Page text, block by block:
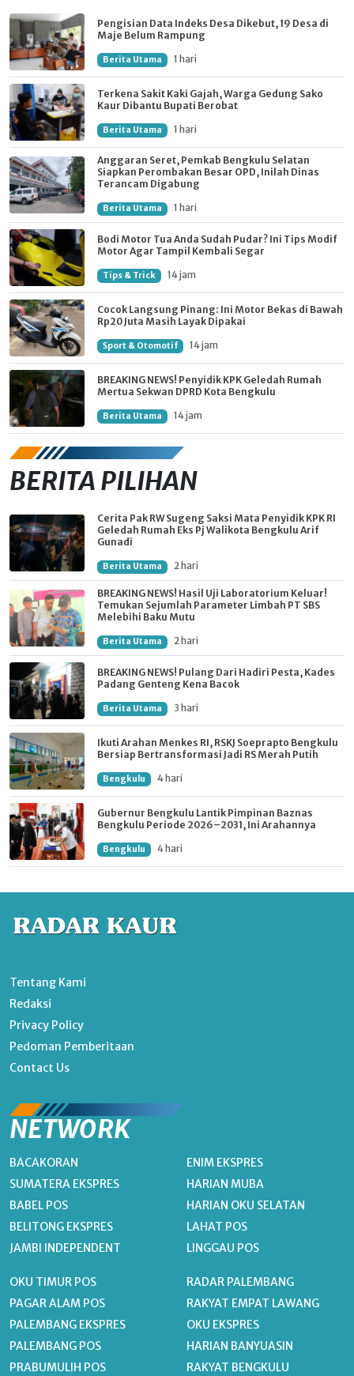
Pengisian Data Indeks Desa Dikebut, 19 Desa di
Maje Belum Rampung
Berita Utama 1 hari
Terkena Sakit Kaki Gajah, Warga Gedung Sako
Kaur Dibantu Bupati Berobat
Berita Utama 1 hari
Anggaran Seret, Pemkab Bengkulu Selatan
Siapkan Perombakan Besar OPD, Inilah Dinas
Terancam Digabung
Berita Utama 1 hari
Bodi Motor Tua Anda Sudah Pudar? Ini Tips Modif
Motor Agar Tampil Kembali Segar
Tips & Trick 14 jam
Cocok Langsung Pinang: Ini Motor Bekas di Bawah
Rp20 Juta Masih Layak Dipakai
Sport & Otomotif 14 jam
BREAKING NEWS! Penyidik KPK Geledah Rumah
Mertua Sekwan DPRD Kota Bengkulu
Berita Utama 14 jam
BERITA PILIHAN
Cerita Pak RW Sugeng Saksi Mata Penyidik KPK RI
Geledah Rumah Eks Pj Walikota Bengkulu Arif
Gunadi
Berita Utama 2 hari
BREAKING NEWS! Hasil Uji Laboratorium Keluar!
Temukan Sejumlah Parameter Limbah PT SBS
Melebihi Baku Mutu
Berita Utama 2 hari
BREAKING NEWS! Pulang Dari Hadiri Pesta, Kades
Padang Genteng Kena Bacok
Berita Utama 3 hari
Ikuti Arahan Menkes RI, RSKJ Soeprapto Bengkulu
Bersiap Bertransformasi Jadi RS Merah Putih
Bengkulu 4 hari
Gubernur Bengkulu Lantik Pimpinan Baznas
Bengkulu Periode 2026–2031, Ini Arahannya
Bengkulu 4 hari
Tentang Kami
Redaksi
Privacy Policy
Pedoman Pemberitaan
Contact Us
NETWORK
BACAKORAN
SUMATERA EKSPRES
BABEL POS
BELITONG EKSPRES
JAMBI INDEPENDENT
ENIM EKSPRES
HARIAN MUBA
HARIAN OKU SELATAN
LAHAT POS
LINGGAU POS
OKU TIMUR POS
PAGAR ALAM POS
PALEMBANG EKSPRES
PALEMBANG POS
PRABUMULIH POS
RADAR PALEMBANG
RAKYAT EMPAT LAWANG
OKU EKSPRES
HARIAN BANYUASIN
RAKYAT BENGKULU